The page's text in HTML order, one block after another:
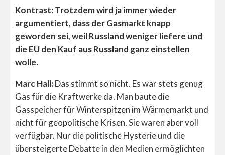
Kontrast: Trotzdem wird ja immer wieder
argumentiert, dass der Gasmarkt knapp
geworden sei, weil Russland weniger liefere und
die EU den Kauf aus Russland ganz einstellen
wolle.
Marc Hall:Das stimmt so nicht. Es war stets genug
Gas für die Kraftwerke da. Man baute die
Gasspeicher für Winterspitzen im Wärmemarkt und
nicht für geopolitische Krisen. Sie waren aber voll
verfügbar. Nur die politische Hysterie und die
übersteigerte Debatte in den Medien ermöglichten